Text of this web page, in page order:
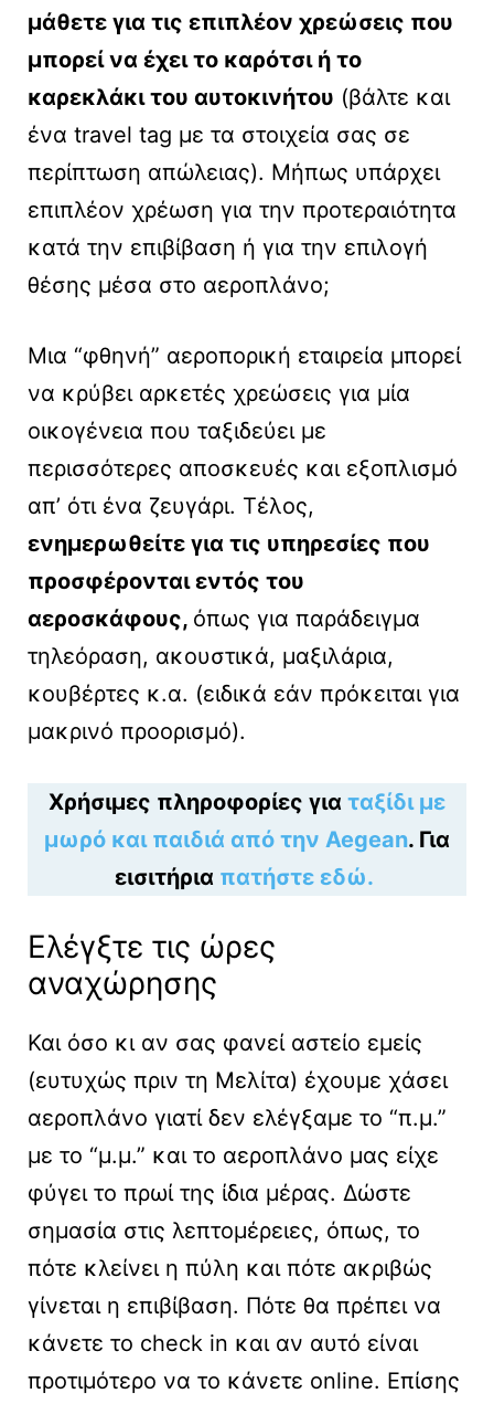
μάθετε για τις επιπλέον χρεώσεις που
μπορεί να έχει το καρότσι ή το
καρεκλάκι του αυτοκινήτου (βάλτε και
ένα travel tag με τα στοιχεία σας σε
περίπτωση απώλειας). Μήπως υπάρχει
επιπλέον χρέωση για την προτεραιότητα
κατά την επιβίβαση ή για την επιλογή
θέσης μέσα στο αεροπλάνο;
Μια “φθηνή” αεροπορική εταιρεία μπορεί
να κρύβει αρκετές χρεώσεις για μία
οικογένεια που ταξιδεύει με
περισσότερες αποσκευές και εξοπλισμό
απ’ ότι ένα ζευγάρι. Τέλος,
ενημερωθείτε για τις υπηρεσίες που
προσφέρονται εντός του
αεροσκάφους, όπως για παράδειγμα
τηλεόραση, ακουστικά, μαξιλάρια,
κουβέρτες κ.α. (ειδικά εάν πρόκειται για
μακρινό προορισμό).
Χρήσιμες πληροφορίες για ταξίδι με
μωρό και παιδιά από την Aegean. Για
εισιτήρια πατήστε εδώ.
Ελέγξτε τις ώρες
αναχώρησης
Και όσο κι αν σας φανεί αστείο εμείς
(ευτυχώς πριν τη Μελίτα) έχουμε χάσει
αεροπλάνο γιατί δεν ελέγξαμε το “π.μ.”
με το “μ.μ.” και το αεροπλάνο μας είχε
φύγει το πρωί της ίδια μέρας. Δώστε
σημασία στις λεπτομέρειες, όπως, το
πότε κλείνει η πύλη και πότε ακριβώς
γίνεται η επιβίβαση. Πότε θα πρέπει να
κάνετε το check in και αν αυτό είναι
προτιμότερο να το κάνετε online. Επίσης